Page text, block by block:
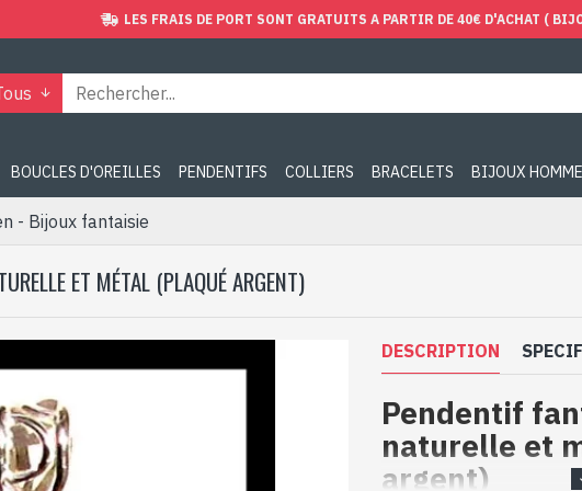
LES FRAIS DE PORT SONT GRATUITS A PARTIR DE 40€ D'ACHAT (
BOUCLES D'OREILLES PENDENTIFS COLLIERS BRACELETS BIJOUX
- Bijoux fantaisie
ET MÉTAL (PLAQUÉ ARGENT)
DESCRIPTION
Pendentif
naturelle et
argent)